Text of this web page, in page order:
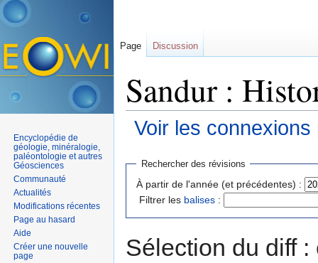
Sandur :
Voir les
Rechercher des révisions
À partir de l'année (et précédentes) :
Filtrer les balises :
Sélection du diff
Page Discussion
Encyclopédie de
géologie, minéralogie,
paléontologie et autres
Géosciences
Communauté
Actualités
Modifications récentes
Page au hasard
Aide
Créer une nouvelle
page